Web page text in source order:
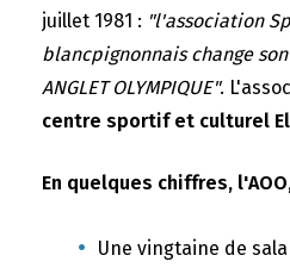
juillet 1981 : "l'association
blancpignonnais change
ANGLET OLYMPIQUE".
centre sportif et culturel
En quelques chiffres,
Une vingtaine de